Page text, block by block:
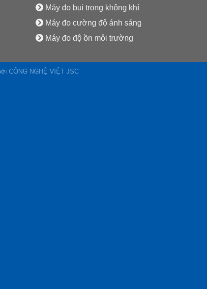
Máy đo bụi trong không khí
Máy đo cường độ ánh sáng
Máy đo độ ồn môi trường
CÔNG NGHỆ VIỆT JSC